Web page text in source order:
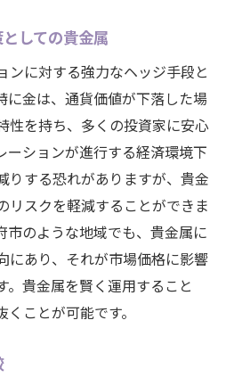
しての貴金属
ンに対する強力なヘッジ手段と
に金は、通貨価値が下落した場
性を持ち、多くの投資家に安心
ーションが進行する経済環境下
りする恐れがありますが、貴金
リスクを軽減することができま
市のような地域でも、貴金属に
にあり、それが市場価格に影響
。貴金属を賢く運用すること
ことが可能です。